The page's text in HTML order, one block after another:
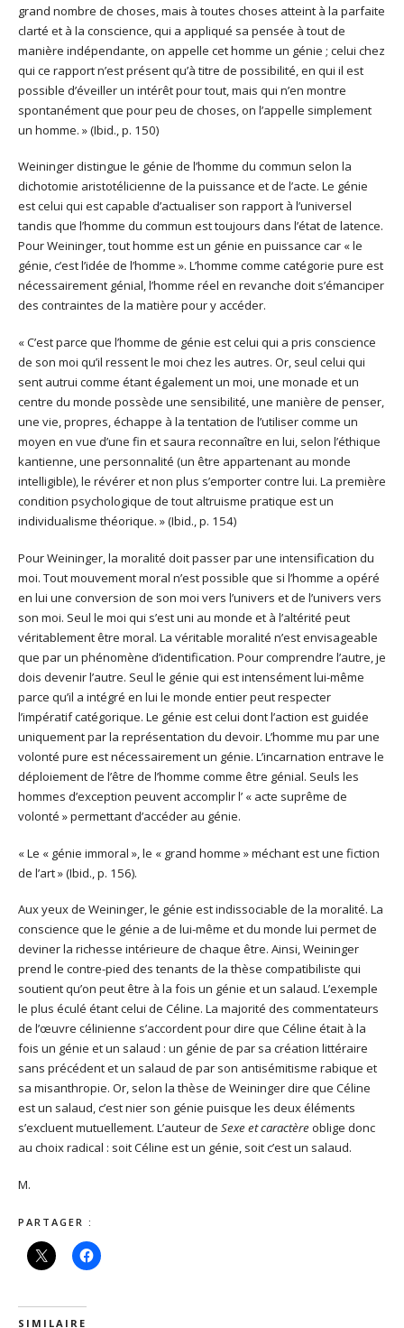
grand nombre de choses, mais à toutes choses atteint à la parfaite
clarté et à la conscience, qui a appliqué sa pensée à tout de
manière indépendante, on appelle cet homme un génie ; celui chez
qui ce rapport n’est présent qu’à titre de possibilité, en qui il est
possible d’éveiller un intérêt pour tout, mais qui n’en montre
spontanément que pour peu de choses, on l’appelle simplement
un homme. » (Ibid., p. 150)
Weininger distingue le génie de l’homme du commun selon la
dichotomie aristotélicienne de la puissance et de l’acte. Le génie
est celui qui est capable d’actualiser son rapport à l’universel
tandis que l’homme du commun est toujours dans l’état de latence.
Pour Weininger, tout homme est un génie en puissance car « le
génie, c’est l’idée de l’homme ». L’homme comme catégorie pure est
nécessairement génial, l’homme réel en revanche doit s’émanciper
des contraintes de la matière pour y accéder.
« C’est parce que l’homme de génie est celui qui a pris conscience
de son moi qu’il ressent le moi chez les autres. Or, seul celui qui
sent autrui comme étant également un moi, une monade et un
centre du monde possède une sensibilité, une manière de penser,
une vie, propres, échappe à la tentation de l’utiliser comme un
moyen en vue d’une fin et saura reconnaître en lui, selon l’éthique
kantienne, une personnalité (un être appartenant au monde
intelligible), le révérer et non plus s’emporter contre lui. La première
condition psychologique de tout altruisme pratique est un
individualisme théorique. » (Ibid., p. 154)
Pour Weininger, la moralité doit passer par une intensification du
moi. Tout mouvement moral n’est possible que si l’homme a opéré
en lui une conversion de son moi vers l’univers et de l’univers vers
son moi. Seul le moi qui s’est uni au monde et à l’altérité peut
véritablement être moral. La véritable moralité n’est envisageable
que par un phénomène d’identification. Pour comprendre l’autre, je
dois devenir l’autre. Seul le génie qui est intensément lui-même
parce qu’il a intégré en lui le monde entier peut respecter
l’impératif catégorique. Le génie est celui dont l’action est guidée
uniquement par la représentation du devoir. L’homme mu par une
volonté pure est nécessairement un génie. L’incarnation entrave le
déploiement de l’être de l’homme comme être génial. Seuls les
hommes d’exception peuvent accomplir l’ « acte suprême de
volonté » permettant d’accéder au génie.
« Le « génie immoral », le « grand homme » méchant est une fiction
de l’art » (Ibid., p. 156).
Aux yeux de Weininger, le génie est indissociable de la moralité. La
conscience que le génie a de lui-même et du monde lui permet de
deviner la richesse intérieure de chaque être. Ainsi, Weininger
prend le contre-pied des tenants de la thèse compatibiliste qui
soutient qu’on peut être à la fois un génie et un salaud. L’exemple
le plus éculé étant celui de Céline. La majorité des commentateurs
de l’œuvre célinienne s’accordent pour dire que Céline était à la
fois un génie et un salaud : un génie de par sa création littéraire
sans précédent et un salaud de par son antisémitisme rabique et
sa misanthropie. Or, selon la thèse de Weininger dire que Céline
est un salaud, c’est nier son génie puisque les deux éléments
s’excluent mutuellement. L’auteur de Sexe et caractère oblige donc
au choix radical : soit Céline est un génie, soit c’est un salaud.
M.
PARTAGER :
SIMILAIRE